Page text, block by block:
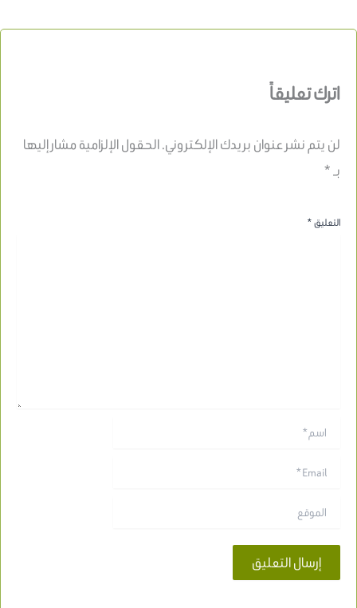
اترك تعليقاً
لن يتم نشر عنوان بريدك الإلكتروني.الحقول الإلزامية مشار إليها
بـ*
التعليق*